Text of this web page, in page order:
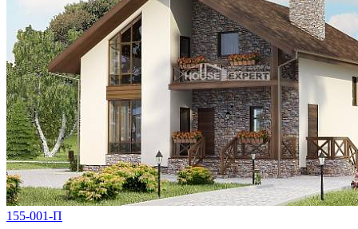
155-001-П